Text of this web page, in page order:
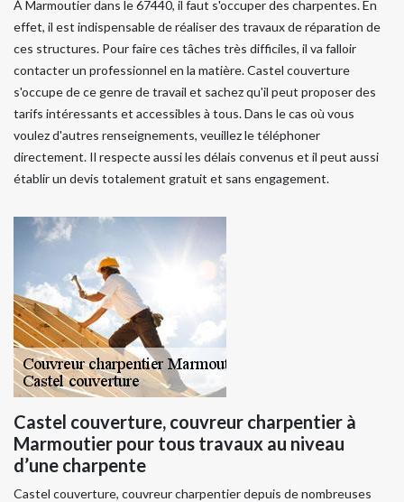
À Marmoutier dans le 67440, il faut s'occuper des charpentes. En
effet, il est indispensable de réaliser des travaux de réparation de
ces structures. Pour faire ces tâches très difficiles, il va falloir
contacter un professionnel en la matière. Castel couverture
s'occupe de ce genre de travail et sachez qu'il peut proposer des
tarifs intéressants et accessibles à tous. Dans le cas où vous
voulez d'autres renseignements, veuillez le téléphoner
directement. Il respecte aussi les délais convenus et il peut aussi
établir un devis totalement gratuit et sans engagement.
Castel couverture, couvreur charpentier à
Marmoutier pour tous travaux au niveau
d’une charpente
Castel couverture, couvreur charpentier depuis de nombreuses